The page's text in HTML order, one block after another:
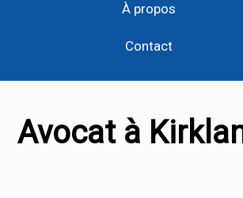
À propos
Contact
Avocat à